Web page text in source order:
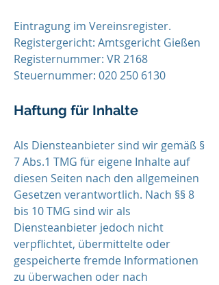
Eintragung im Vereinsregister.
Registergericht: Amtsgericht Gießen
Registernummer: VR 2168
Steuernummer: 020 250 6130
Haftung für Inhalte
Als Diensteanbieter sind wir gemäß §
7 Abs.1 TMG für eigene Inhalte auf
diesen Seiten nach den allgemeinen
Gesetzen verantwortlich. Nach §§ 8
bis 10 TMG sind wir als
Diensteanbieter jedoch nicht
verpflichtet, übermittelte oder
gespeicherte fremde Informationen
zu überwachen oder nach